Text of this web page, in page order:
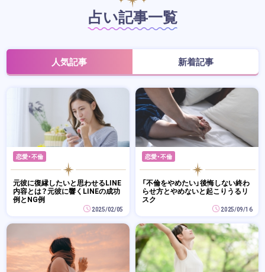
占い記事一覧
人気記事 新着記事
恋愛・不倫
元彼に復縁したいと思わせるLINE
内容とは？元彼に響くLINEの成功
例とNG例
2025/02/05
恋愛・不倫
「不倫をやめたい」後悔しない終わ
らせ方とやめないと起こりうるリ
スク
2025/09/16